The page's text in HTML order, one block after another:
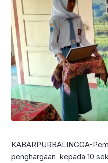
KABARPURBALINGGA-
penghargaan kepada 10